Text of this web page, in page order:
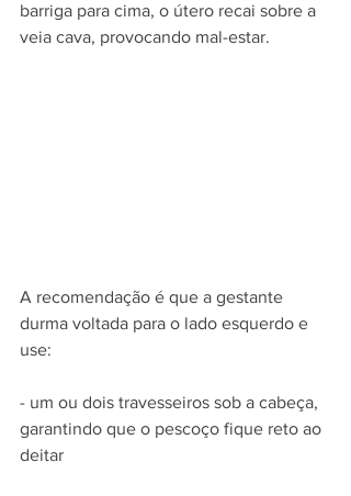
barriga para cima, o útero recai sobre a
veia cava, provocando mal-estar.
A recomendação é que a gestante
durma voltada para o lado esquerdo e
use:
- um ou dois travesseiros sob a cabeça,
garantindo que o pescoço fique reto ao
deitar